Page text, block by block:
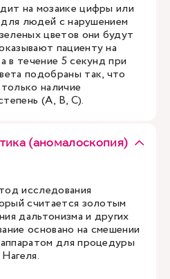
на мозаике цифры или
людей с нарушением
цветов они будут
пациенту на
в течение 5 секунд при
подобраны так, что
наличие
(A, B, C).
(аномалоскопия)
исследования
считается золотым
дальтонизма и других
основано на смешении
для процедуры